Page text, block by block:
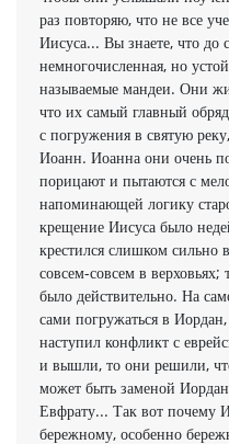
раз повторяю, что не все
Иисуса... Вы знаете, что до
немногочисленная, но
называемые мандеи. Они
что их самый главный
с погружения в святую
Иоанн. Иоанна они очень
порицают и пытаются с
напоминающей логику
крещение Иисуса было
крестился слишком сильно
совсем-совсем в верховьях;
было действительно. На
сами погружаться в
наступил конфликт с
и вышли, то они решили,
может быть заменой
Евфрату... Так вот почему
бережному, особенно